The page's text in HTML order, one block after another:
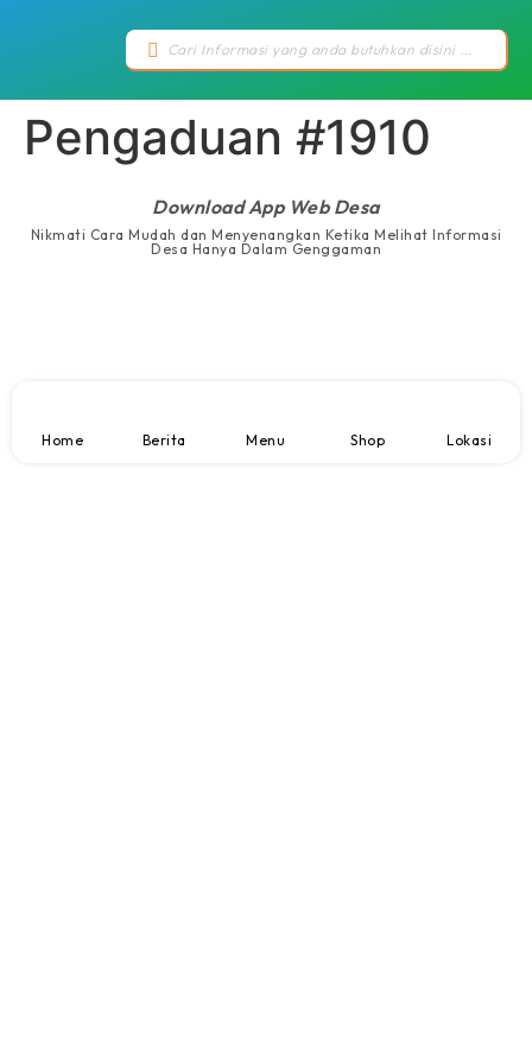
Pengaduan #1910
Download App Web Desa
Nikmati Cara Mudah dan Menyenangkan Ketika Melihat Informasi
Desa Hanya Dalam Genggaman
Home Berita Menu Shop Lokasi